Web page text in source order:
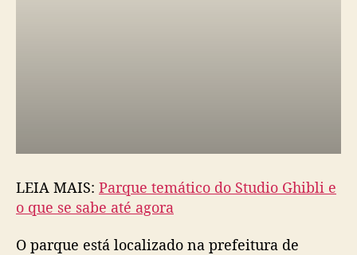
LEIA MAIS: Parque temático do Studio Ghibli e
o que se sabe até agora
O parque está localizado na prefeitura de